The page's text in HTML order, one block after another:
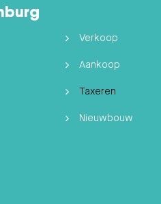
Verkoop
Aankoop
Taxeren
Nieuwbouw